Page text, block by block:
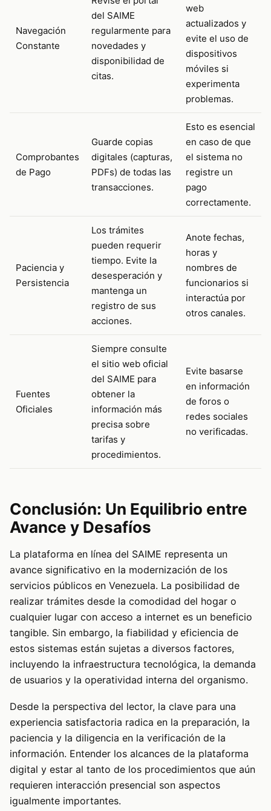
Navegación
Constante
del SAIME
regularmente para
novedades y
disponibilidad de
citas.
web
actualizados y
evite el uso de
dispositivos
móviles si
experimenta
problemas.
Comprobantes
de Pago
Guarde copias
digitales (capturas,
PDFs) de todas las
transacciones.
Esto es esencial
en caso de que
el sistema no
registre un
pago
correctamente.
Paciencia y
Persistencia
Los trámites
pueden requerir
tiempo. Evite la
desesperación y
mantenga un
registro de sus
acciones.
Anote fechas,
horas y
nombres de
funcionarios si
interactúa por
otros canales.
Fuentes
Oficiales
Siempre consulte
el sitio web oficial
del SAIME para
obtener la
información más
precisa sobre
tarifas y
procedimientos.
Evite basarse
en información
de foros o
redes sociales
no verificadas.
Conclusión: Un Equilibrio entre
Avance y Desafíos
La plataforma en línea del SAIME representa un
avance significativo en la modernización de los
servicios públicos en Venezuela. La posibilidad de
realizar trámites desde la comodidad del hogar o
cualquier lugar con acceso a internet es un beneficio
tangible. Sin embargo, la fiabilidad y eficiencia de
estos sistemas están sujetas a diversos factores,
incluyendo la infraestructura tecnológica, la demanda
de usuarios y la operatividad interna del organismo.
Desde la perspectiva del lector, la clave para una
experiencia satisfactoria radica en la preparación, la
paciencia y la diligencia en la verificación de la
información. Entender los alcances de la plataforma
digital y estar al tanto de los procedimientos que aún
requieren interacción presencial son aspectos
igualmente importantes.